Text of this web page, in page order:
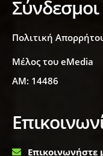
Σύνδεσμοι
Πολιτική
Μέλος του eMedia
ΑΜ: 14486